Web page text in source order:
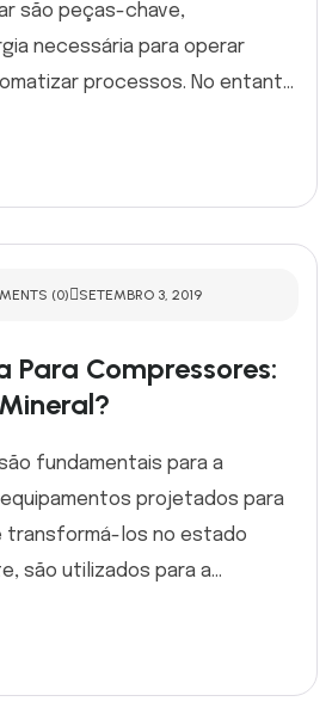
são peças-chave,
necessária para operar
processos. No entant...
(0) SETEMBRO 3, 2019
Para Compressores:
fundamentais para a
projetados para
transformá-los no estado
são utilizados para a...